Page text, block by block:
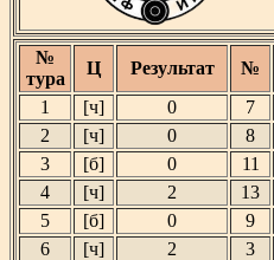
№
тура
Ц Результат №
1
[ч] 0 7
2
[ч] 0 8
3
[б] 0 11
4
[ч] 2 13
5
[б] 0 9
6
[ч] 2 3